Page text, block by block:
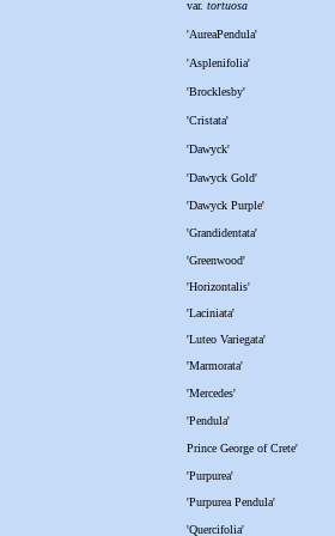
var. tortuosa
'AureaPendula'
'Asplenifolia'
'Brocklesby'
'Cristata'
'Dawyck'
'Dawyck Gold'
'Dawyck Purple'
'Grandidentata'
'Greenwood'
'Horizontalis'
'Laciniata'
'Luteo Variegata'
'Marmorata'
'Mercedes'
'Pendula'
Prince George of Crete'
'Purpurea'
'Purpurea Pendula'
'Quercifolia'